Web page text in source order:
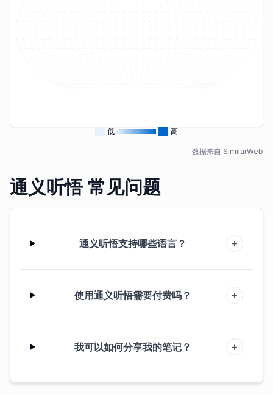
低 高
数据来自 SimilarWeb
通义听悟 常见问题
通义听悟支持哪些语言？ +
使用通义听悟需要付费吗？ +
我可以如何分享我的笔记？ +